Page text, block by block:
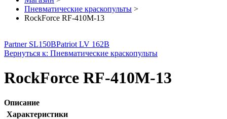
Пневматические краскопульты >
RockForce RF-410M-13
Partner SL150BPatriot LV 162B
Вернуться к: Пневматические краскопульты
RockForce RF-410M-13
Описание
Характеристики